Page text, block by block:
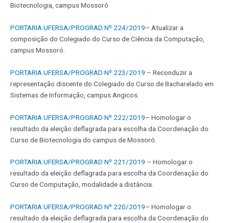
Biotecnologia, campus Mossoró
PORTARIA UFERSA/PROGRAD Nº 224/2019– Atualizar a
composição do Colegiado do Curso de Ciência da Computação,
campus Mossoró.
PORTARIA UFERSA/PROGRAD Nº 223/2019 – Reconduzir a
representação discente do Colegiado do Curso de Bacharelado em
Sistemas de Informação, campus Angicos.
PORTARIA UFERSA/PROGRAD Nº 222/2019– Homologar o
resultado da eleição deflagrada para escolha da Coordenação do
Curso de Biotecnologia do campus de Mossoró.
PORTARIA UFERSA/PROGRAD Nº 221/2019 – Homologar o
resultado da eleição deflagrada para escolha da Coordenação do
Curso de Computação, modalidade a distância.
PORTARIA UFERSA/PROGRAD Nº 220/2019– Homologar o
resultado da eleição deflagrada para escolha da Coordenação do